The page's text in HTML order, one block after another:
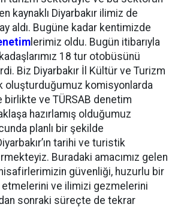
kaynaklı Diyarbakır ilimiz de
aldı. Bugüne kadar kentimizde
lerimiz oldu. Bugün itibarıyla
18 tur otobüsünü
Biz Diyarbakır İl Kültür ve Turizm
oluşturduğumuz komisyonlarda
ve TÜRSAB denetim
hazırlamış olduğumuz
planlı bir şekilde
tarihi ve turistik
Buradaki amacımız gelen
güvenliği, huzurlu bir
ve ilimizi gezmelerini
sonraki süreçte de tekrar